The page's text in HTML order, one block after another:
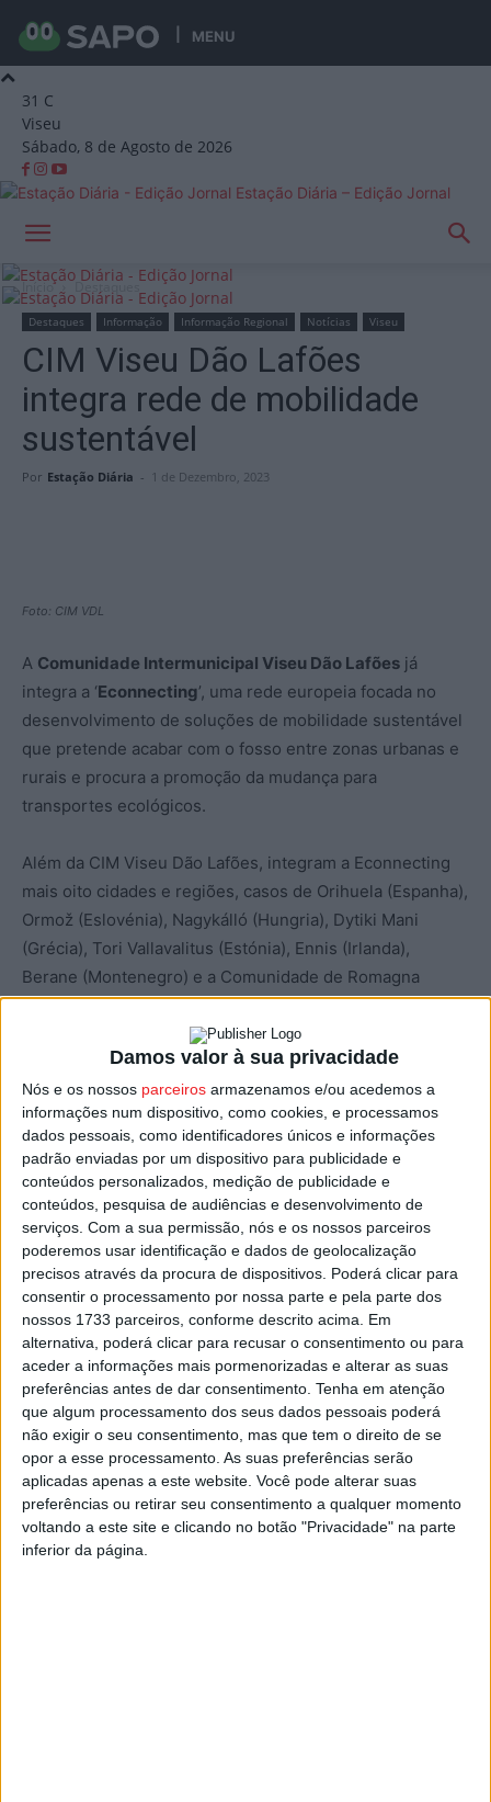
Damos valor à sua privacidade
Nós e os nossos parceiros armazenamos e/ou acedemos a
informações num dispositivo, como cookies, e processamos
dados pessoais, como identificadores únicos e informações
padrão enviadas por um dispositivo para publicidade e
conteúdos personalizados, medição de publicidade e
conteúdos, pesquisa de audiências e desenvolvimento de
serviços. Com a sua permissão, nós e os nossos parceiros
poderemos usar identificação e dados de geolocalização
precisos através da procura de dispositivos. Poderá clicar para
consentir o processamento por nossa parte e pela parte dos
nossos 1733 parceiros, conforme descrito acima. Em
alternativa, poderá clicar para recusar o consentimento ou para
aceder a informações mais pormenorizadas e alterar as suas
preferências antes de dar consentimento. Tenha em atenção
que algum processamento dos seus dados pessoais poderá
não exigir o seu consentimento, mas que tem o direito de se
opor a esse processamento. As suas preferências serão
aplicadas apenas a este website. Você pode alterar suas
preferências ou retirar seu consentimento a qualquer momento
voltando a este site e clicando no botão "Privacidade" na parte
inferior da página.
MENU
31 C
Viseu
Sábado, 8 de Agosto de 2026
Estação Diária – Edição Jornal
Início Destaques
Destaques Informação Informação Regional Notícias Viseu
CIM Viseu Dão Lafões
integra rede de mobilidade
sustentável
Por Estação Diária - 1 de Dezembro, 2023
Foto: CIM VDL
A Comunidade Intermunicipal Viseu Dão Lafões já
integra a ‘Econnecting’, uma rede europeia focada no
desenvolvimento de soluções de mobilidade sustentável
que pretende acabar com o fosso entre zonas urbanas e
rurais e procura a promoção da mudança para
transportes ecológicos.
Além da CIM Viseu Dão Lafões, integram a Econnecting
mais oito cidades e regiões, casos de Orihuela (Espanha),
Ormož (Eslovénia), Nagykálló (Hungria), Dytiki Mani
(Grécia), Tori Vallavalitus (Estónia), Ennis (Irlanda),
Berane (Montenegro) e a Comunidade de Romagna
Faentina (Itália), parceiro líder desta rede europeia.
Segundo os responsáveis pela Comunidade
Intermunicipal (CIM) Viseu Dão Lafões todas estas
cidades e regiões partilham características comuns,
incluindo a dimensão, a demografia, a estrutura
geográfica e têm necessidades semelhantes, “o que
torna esta colaboração útil no sentido de promover
mudanças positivas nas respetivas comunidades”.
A rede reconhece haver alguma iliteracia digital que
funciona como barreira no acesso aos transportes, em
especial por parte da população mais idosa, e procura
com este projeto garantir que “todos,
independentemente da idade ou do sexo, possam utilizar
serviços de transporte modernos”.
A Econnecting está entre as trinta redes financiadas pelo
URBACT IV, um programa europeu para a promoção da
cooperação e da troca de ideias entre cidades e regiões,